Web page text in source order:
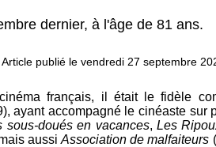
dernier, à l'âge de 81 ans.
Article publié le vendredi 27 septembre
français, il était le fidèle
ayant accompagné le cinéaste sur
sous-doués en vacances,Les
aussiAssociation de malfaiteurs